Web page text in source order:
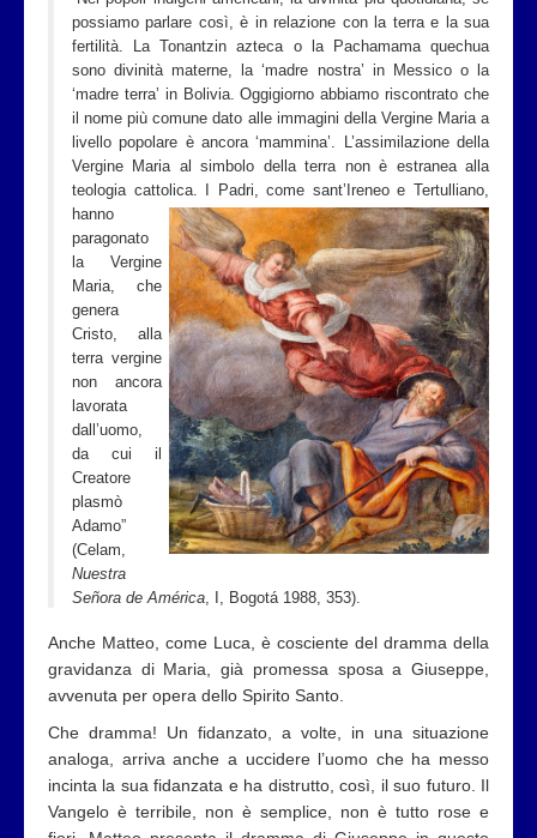
possiamo parlare così, è in relazione con la terra e la sua
fertilità. La Tonantzin azteca o la Pachamama quechua
sono divinità materne, la ‘madre nostra’ in Messico o la
‘madre terra’ in Bolivia. Oggigiorno abbiamo riscontrato che
il nome più comune dato alle immagini della Vergine Maria a
livello popolare è ancora ‘mammina’. L’assimilazione della
Vergine Maria al simbolo della terra non è estranea alla
teologia cattolica. I
Padri, come sant’Ireneo e Tertulliano,
hanno
paragonato
la Vergine
Maria, che
genera
Cristo, alla
terra vergine
non ancora
lavorata
dall’uomo,
da cui il
Creatore
plasmò
Adamo”
(Celam,
Nuestra
Señora de América, I, Bogotá 1988, 353).
Anche Matteo, come Luca, è cosciente del dramma della
gravidanza di Maria, già promessa sposa a Giuseppe,
avvenuta per opera dello Spirito Santo.
Che dramma! Un fidanzato, a volte, in una situazione
analoga, arriva anche a uccidere l’uomo che ha messo
incinta la sua fidanzata e ha distrutto, così, il suo futuro. Il
Vangelo è terribile, non è semplice, non è tutto rose e